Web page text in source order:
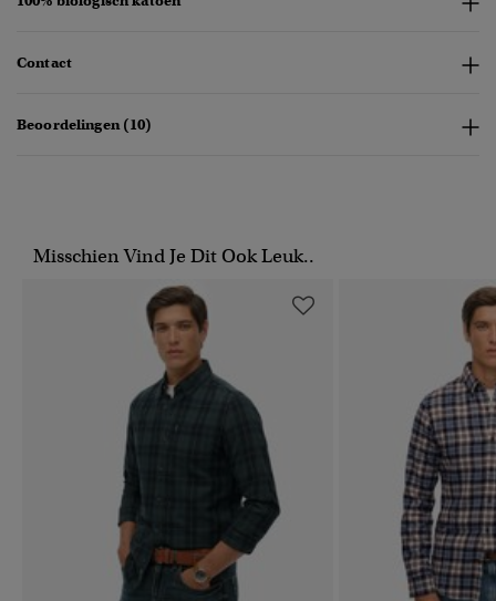
Contact
Beoordelingen (10)
Misschien Vind Je Dit Ook Leuk..